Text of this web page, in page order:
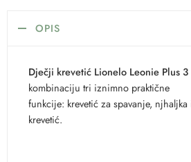
OPIS
Dječji krevetić Lionelo Leonie Plus 3
kombinaciju tri iznimno praktične
funkcije: krevetić za spavanje,
krevetić.